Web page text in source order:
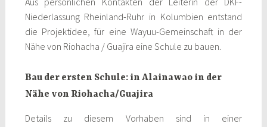
Niederlassung Rheinland-Ruhr in Kolumbien entstand
die Projektidee, für eine Wayuu-Gemeinschaft in der
Nähe von Riohacha / Guajira eine Schule zu bauen.
Bau der ersten Schule: in Alainawao in der
Nähe von Riohacha/Guajira
Details zu diesem Vorhaben sind in einer